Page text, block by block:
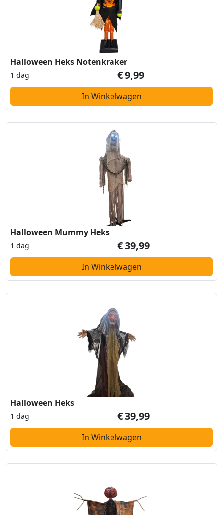
Halloween Heks Notenkraker
1 dag €9,99
In Winkelwagen
Halloween Mummy Heks
1 dag €39,99
In Winkelwagen
Halloween Heks
1 dag €39,99
In Winkelwagen